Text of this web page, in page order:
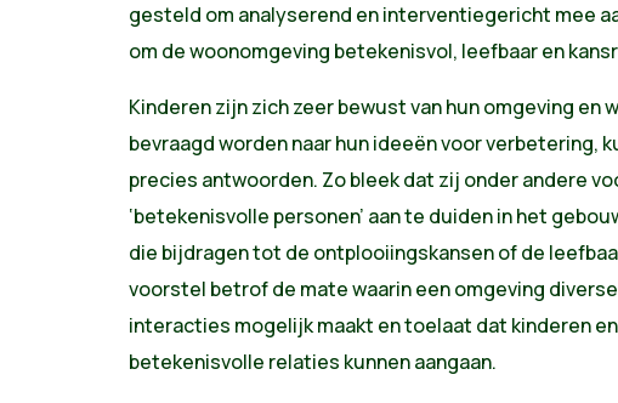
gesteld om analyserend en interventiegericht mee
om de woonomgeving betekenisvol, leefbaar en
Kinderen zijn zich zeer bewust van hun omgeving en
bevraagd worden naar hun ideeën voor verbetering,
precies antwoorden. Zo bleek dat zij onder andere
‘betekenisvolle personen’ aan te duiden in het
die bijdragen tot de ontplooiingskansen of de
voorstel betrof de mate waarin een omgeving
interacties mogelijk maakt en toelaat dat kinderen
betekenisvolle relaties kunnen aangaan.